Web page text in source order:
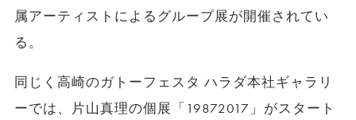
属アーティストによるグループ展が開催されてい
る。
同じく高崎のガトーフェスタ ハラダ本社ギャラリ
ーでは、片山真理の個展「19872017」がスタート